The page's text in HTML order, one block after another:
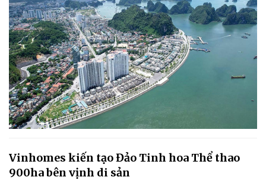
Vinhomes kiến tạo Đảo Tinh hoa Thể thao
900ha bên vịnh di sản